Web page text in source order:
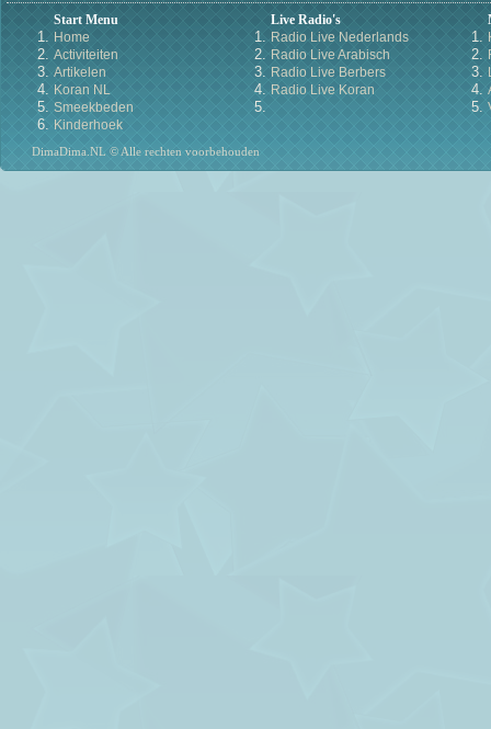
Start Menu
Home
Activiteiten
Artikelen
Koran NL
Smeekbeden
Kinderhoek
Live Radio's
Radio Live Nederlands
Radio Live Arabisch
Radio Live Berbers
Radio Live Koran
DimaDima.NL © Alle rechten voorbehouden